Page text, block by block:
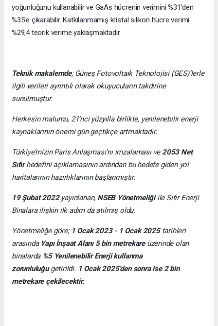
yoğunluğunu kullanabilir ve GaAs hücrenin verimini %31'den
%35'e çıkarabilir. Katkılanmamış kristal silikon hücre verimi
%29,4 teorik verime yaklaşmaktadır.
Teknik makalemde; Güneş Fotovoltaik Teknolojisi (GES)’lerle
ilgili verileri ayrıntılı olarak okuyucuların takdirine
sunulmuştur.
Herkesin malumu, 21’nci yüzyılla birlikte, yenilenebilir enerji
kaynaklarının önemi gün geçtikçe artmaktadır.
Türkiye’mizin Paris Anlaşması’nı imzalaması ve2053 Net
Sıfırhedefini açıklamasının ardından bu hedefe giden yol
haritalarının hazırlıklarının başlanmıştır.
19 Şubat 2022 yayınlanan, NSEB Yönetmeliğiile Sıfır Enerji
Binalara ilişkin ilk adım da atılmış oldu.
Yönetmeliğe göre; 1 Ocak 2023 - 1 Ocak 2025 tarihleri
arasında Yapı İnşaat Alanı 5 bin metrekare üzerinde olan
binalarda%5 Yenilenebilir Enerji kullanma
zorunluluğugetirildi. 1 Ocak 2025’den sonra ise 2 bin
metrekare çekilecektir.